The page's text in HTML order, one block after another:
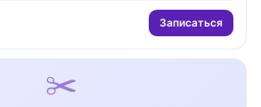
Записаться
✂️